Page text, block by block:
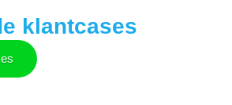
klantcases